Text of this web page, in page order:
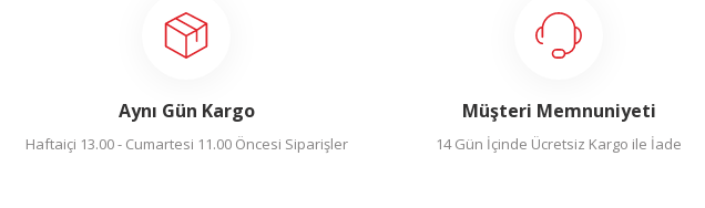
Ürün resmi kalitesiz, bozuk veya görüntülenemiyor.
Ürün açıklamasında eksik bilgiler bulunuyor.
Aynı Gün Kargo
Haftaiçi 13.00 - Cumartesi 11.00 Öncesi Siparişler
Müşteri Memnuniyeti
14 Gün İçinde Ücretsiz Kargo ile İade